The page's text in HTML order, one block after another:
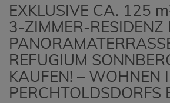
EXKLUSIVE CA. 125
3-ZIMMER-RESIDENZ
REFUGIUM
KAUFEN! – WOHNEN
PERCHTOLDSDORFS